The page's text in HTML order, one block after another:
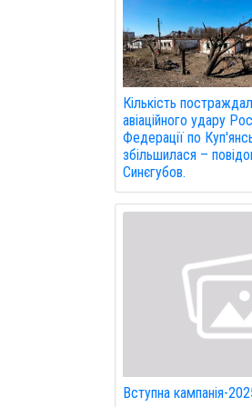
Кількість
авіаційного удару
Федерації по
збільшилася –
Синєгубов.
Вступна кампанія-